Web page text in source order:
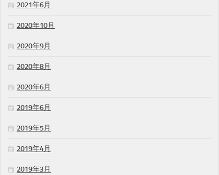
2021年6月
2020年10月
2020年9月
2020年8月
2020年6月
2019年6月
2019年5月
2019年4月
2019年3月